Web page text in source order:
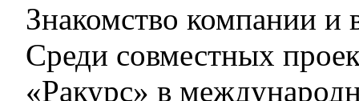
Знакомство компании и
Среди совместных
«Ракурс» в